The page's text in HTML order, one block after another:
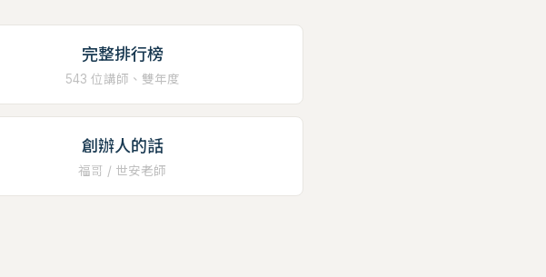
完整排行榜
543 位講師、雙年度
創辦人的話
福哥 / 世安老師